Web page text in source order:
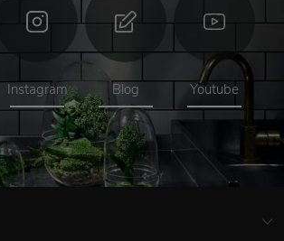
Instagram Blog Youtube